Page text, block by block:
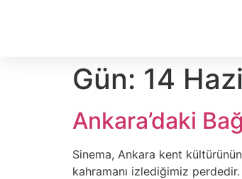
Gün: 14
Ankara’daki
Sinema, Ankara kent
kahramanı izlediğimiz